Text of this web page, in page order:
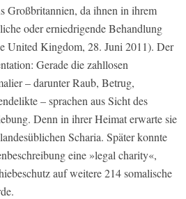
Großbritannien, da ihnen in ihrem
oder erniedrigende Behandlung
United Kingdom, 28. Juni 2011). Der
Gerade die zahllosen
– darunter Raub, Betrug,
– sprachen aus Sicht des
Denn in ihrer Heimat erwarte sie
Scharia. Später konnte
eine »legal charity«,
auf weitere 214 somalische